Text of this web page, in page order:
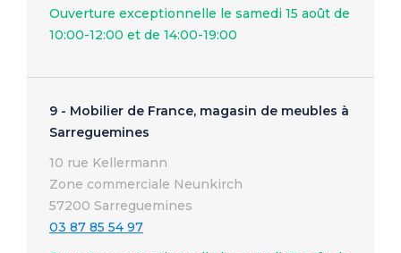
Ouverture exceptionnelle le samedi 15 août de
10:00-12:00 et de 14:00-19:00
9 - Mobilier de France, magasin de meubles à
Sarreguemines
10 rue Kellermann
Zone commerciale Neunkirch
57200 Sarreguemines
03 87 85 54 97